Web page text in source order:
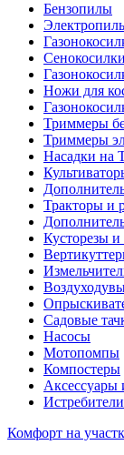
Бензопилы
Сенокосилки
Ножи для
Триммеры
Триммеры
Насадки на
Тракторы и
Кусторезы
Садовые
Насосы
Мотопомпы
Компостеры
Аксессуары
Комфорт на